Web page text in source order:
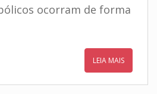
ocorram de forma
LEIA MAIS